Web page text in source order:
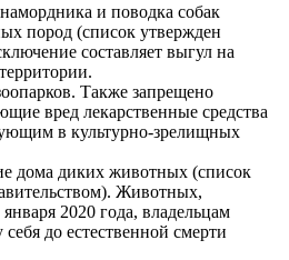
и поводка собак
пород (список утвержден
составляет выгул на
Также запрещено
вред лекарственные средства
в культурно-зрелищных
дома диких животных (список
Животных,
2020 года, владельцам
до естественной смерти